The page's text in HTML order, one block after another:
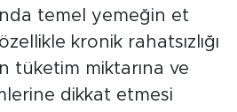
temel yemeğin et
kronik rahatsızlığı
tüketim miktarına ve
dikkat etmesi